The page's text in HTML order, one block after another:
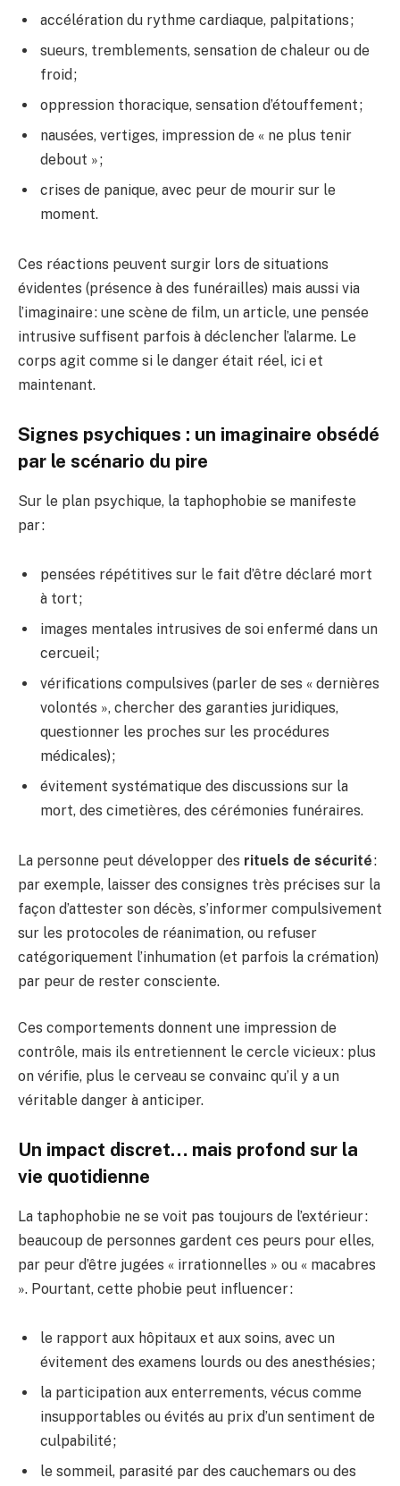
accélération du rythme cardiaque, palpitations ;
sueurs, tremblements, sensation de chaleur ou de
froid ;
oppression thoracique, sensation d’étouffement ;
nausées, vertiges, impression de « ne plus tenir
debout » ;
crises de panique, avec peur de mourir sur le
moment.
Ces réactions peuvent surgir lors de situations
évidentes (présence à des funérailles) mais aussi via
l’imaginaire : une scène de film, un article, une pensée
intrusive suffisent parfois à déclencher l’alarme. Le
corps agit comme si le danger était réel, ici et
maintenant.
Signes psychiques : un imaginaire obsédé
par le scénario du pire
Sur le plan psychique, la taphophobie se manifeste
par :
pensées répétitives sur le fait d’être déclaré mort
à tort ;
images mentales intrusives de soi enfermé dans un
cercueil ;
vérifications compulsives (parler de ses « dernières
volontés », chercher des garanties juridiques,
questionner les proches sur les procédures
médicales) ;
évitement systématique des discussions sur la
mort, des cimetières, des cérémonies funéraires.
La personne peut développer des rituels de sécurité:
par exemple, laisser des consignes très précises sur la
façon d’attester son décès, s’informer compulsivement
sur les protocoles de réanimation, ou refuser
catégoriquement l’inhumation (et parfois la crémation)
par peur de rester consciente.
Ces comportements donnent une impression de
contrôle, mais ils entretiennent le cercle vicieux : plus
on vérifie, plus le cerveau se convainc qu’il y a un
véritable danger à anticiper.
Un impact discret… mais profond sur la
vie quotidienne
La taphophobie ne se voit pas toujours de l’extérieur :
beaucoup de personnes gardent ces peurs pour elles,
par peur d’être jugées « irrationnelles » ou « macabres
». Pourtant, cette phobie peut influencer :
le rapport aux hôpitaux et aux soins, avec un
évitement des examens lourds ou des anesthésies ;
la participation aux enterrements, vécus comme
insupportables ou évités au prix d’un sentiment de
culpabilité ;
le sommeil, parasité par des cauchemars ou des